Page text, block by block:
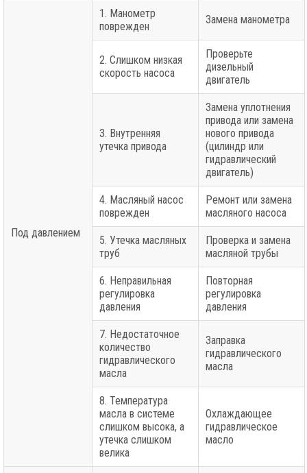
Под давлением
1. Манометр
поврежден
Замена манометра
2. Слишком низкая
скорость насоса
Проверьте
дизельный
двигатель
3. Внутренняя
утечка привода
Замена уплотнения
привода или замена
нового привода
(цилиндр или
гидравлический
двигатель)
4. Масляный насос
поврежден
Ремонт или замена
масляного насоса
5. Утечка масляных
труб
Проверка и замена
масляной трубы
6. Неправильная
регулировка
давления
Повторная
регулировка
давления
7. Недостаточное
количество
гидравлического
масла
Заправка
гидравлического
масла
8. Температура
масла в системе
слишком высока, а
утечка слишком
велика
Охлаждающее
гидравлическое
масло